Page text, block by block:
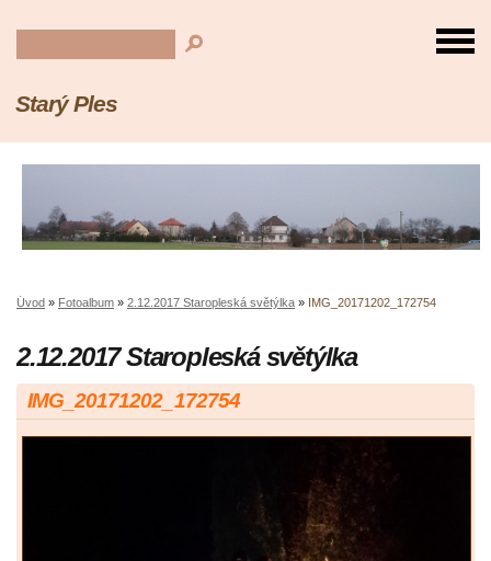
Starý Ples
Úvod » Fotoalbum » 2.12.2017 Staropleská světýlka » IMG_20171202_172754
2.12.2017 Staropleská světýlka
IMG_20171202_172754